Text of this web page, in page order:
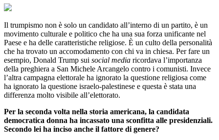
Il trumpismo non è solo un candidato all’interno di un partito, è un
movimento culturale e politico che ha una sua forza unificante nel
Paese e ha delle caratteristiche religiose. È un culto della personalità
che ha trovato un accomodamento con chi va in chiesa. Per fare un
esempio, Donald Trump sui social media ricordava l’importanza
della preghiera a San Michele Arcangelo contro i comunisti. Invece
l’altra campagna elettorale ha ignorato la questione religiosa come
ha ignorato la questione israelo-palestinese e questa è stata una
differenza molto visibile all’elettorato.
Per la seconda volta nella storia americana, la candidata
democratica donna ha incassato una sconfitta alle presidenziali.
Secondo lei ha inciso anche il fattore di genere?